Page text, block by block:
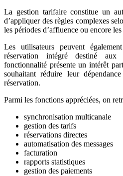
La gestion tarifaire constitue un
d’appliquer des règles complexes
les périodes d’affluence ou encore
Les utilisateurs peuvent
réservation intégré destiné aux
fonctionnalité présente un intérêt
souhaitant réduire leur
réservation.
Parmi les fonctions appréciées, on
synchronisation multicanale
gestion des tarifs
réservations directes
automatisation des messages
facturation
rapports statistiques
gestion des paiements